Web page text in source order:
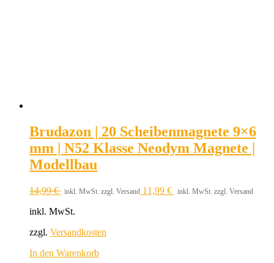
Brudazon | 20 Scheibenmagnete 9×6
mm | N52 Klasse Neodym Magnete |
Modellbau
14,99€ inkl. MwSt. zzgl. Versand 11,99 € inkl. MwSt. zzgl. Versand
inkl. MwSt.
zzgl. Versandkosten
In den Warenkorb